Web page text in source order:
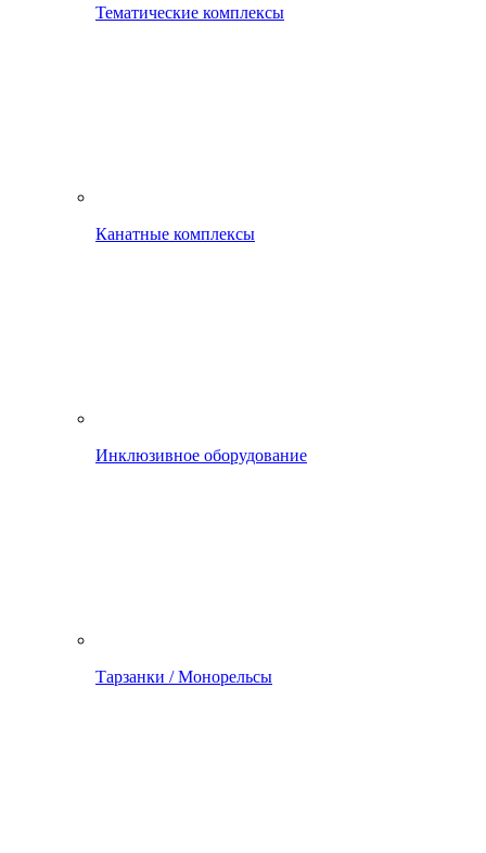
Тематические комплексы
Канатные комплексы
Инклюзивное оборудование
Тарзанки / Монорельсы